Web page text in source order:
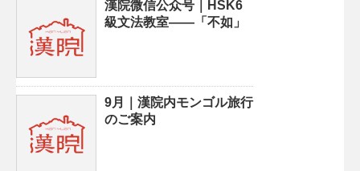
漢院微信公众号｜HSK6
級文法教室——「不如」
9月｜漢院内モンゴル旅行
のご案内